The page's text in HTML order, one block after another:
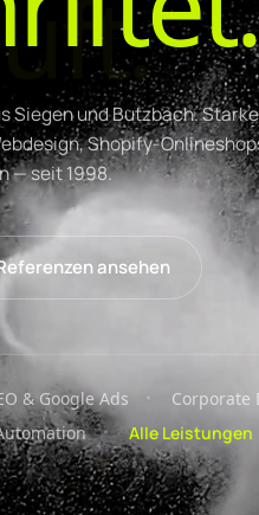
Siegen und Butzbach. Starke
Shopify-
— seit 1998.
ansehen
& Google Ads Corporate
Alle Leistungen